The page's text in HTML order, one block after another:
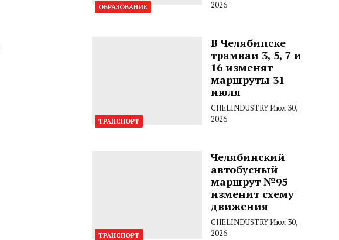
ОБРАЗОВАНИЕ
2026
ТРАНСПОРТ
В Челябинске
трамваи 3, 5, 7 и
16 изменят
маршруты 31
июля
CHELINDUSTRYИюл 30,
2026
ТРАНСПОРТ
Челябинский
автобусный
маршрут №95
изменит схему
движения
CHELINDUSTRYИюл 30,
2026